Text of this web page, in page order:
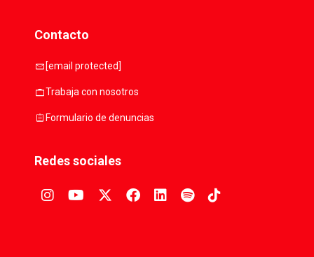
Contacto
mail [email protected]
workTrabaja con nosotros
assignmentFormulario de denuncias
Redes sociales